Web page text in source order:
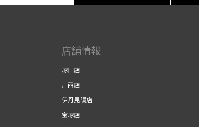
店舗情報
塚口店
川西店
伊丹昆陽店
宝塚店